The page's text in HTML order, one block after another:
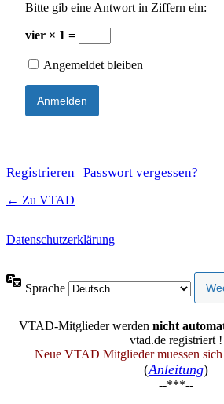
Bitte gib eine Antwort in Ziffern ein:
vier × 1 =
Angemeldet bleiben
Registrieren | Passwort vergessen?
← Zu VTAD
Datenschutzerklärung
Sprache
VTAD-Mitglieder werden nicht
vtad.de registriert !
Neue VTAD Mitglieder muessen sich
(Anleitung)
--***--